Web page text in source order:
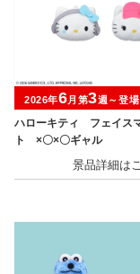
ハローキティ フェイス
ト ×〇×〇ギャル
2026年6月第3週～登場